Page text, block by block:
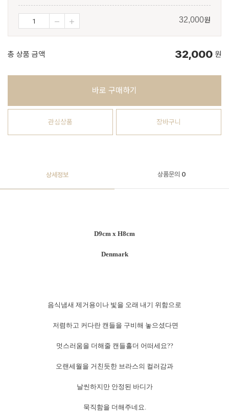
32,000원
총 상품 금액 32,000 원
바로 구매하기
관심상품 장바구니
상세정보 상품문의 0
D9cm x H8cm
Denmark
음식냄새 제거용이나 빛을 오래 내기 위함으로
저렴하고 커다란 캔들을 구비해 놓으셨다면
멋스러움을 더해줄 캔들홀더 어떠세요??
오랜세월을 거친듯한 브라스의 컬러감과
날씬하지만 안정된 바디가
묵직함을 더해주네요.